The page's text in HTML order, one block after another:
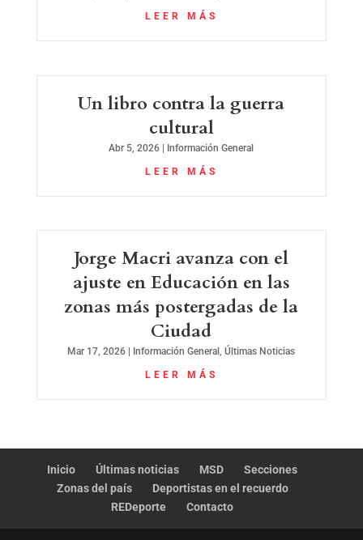
LEER MÁS
Un libro contra la guerra
cultural
Abr 5, 2026 | Información General
LEER MÁS
Jorge Macri avanza con el
ajuste en Educación en las
zonas más postergadas de la
Ciudad
Mar 17, 2026 | Información General ,Últimas Noticias
LEER MÁS
Inicio Últimas noticias MSD
Secciones
Zonas del país
Deportistas en el recuerdo
REDeporte
Contacto